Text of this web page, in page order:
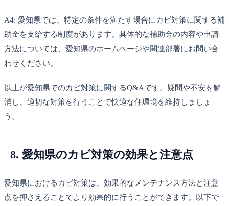
A4: 愛知県では、特定の条件を満たす場合にカビ対策に関する補
助金を支給する制度があります。具体的な補助金の内容や申請
方法については、愛知県のホームページや関連部署にお問い合
わせください。
以上が愛知県でのカビ対策に関するQ&Aです。疑問や不安を解
消し、適切な対策を行うことで快適な住環境を維持しましょ
う。
8. 愛知県のカビ対策の効果と注意点
愛知県におけるカビ対策は、効果的なメンテナンス方法と注意
点を押さえることでより効果的に行うことができます。以下で